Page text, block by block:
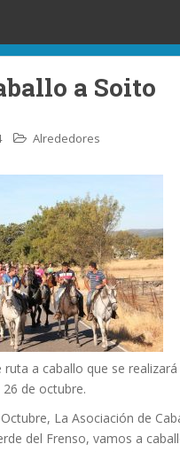
a Soito
Alrededores
a caballo que se realizará
de octubre.
La Asociación de
del Frenso, vamos a